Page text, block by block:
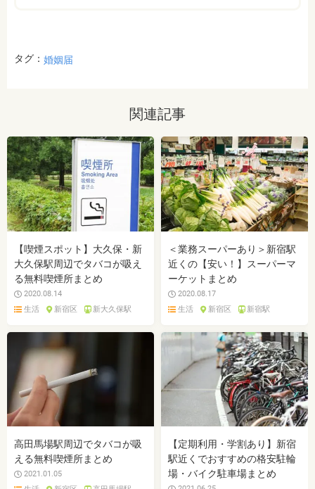
タグ： 婚姻届
関連記事
【喫煙スポット】大久保・新
大久保駅周辺でタバコが吸え
る無料喫煙所まとめ
2020.08.14
生活
新宿区 新大久保駅
＜業務スーパーあり＞新宿駅
近くの【安い！】スーパーマ
ーケットまとめ
2020.08.17
生活
新宿区 新宿駅
高田馬場駅周辺でタバコが吸
える無料喫煙所まとめ
2021.01.05
【定期利用・学割あり】新宿
駅近くでおすすめの格安駐輪
場・バイク駐車場まとめ